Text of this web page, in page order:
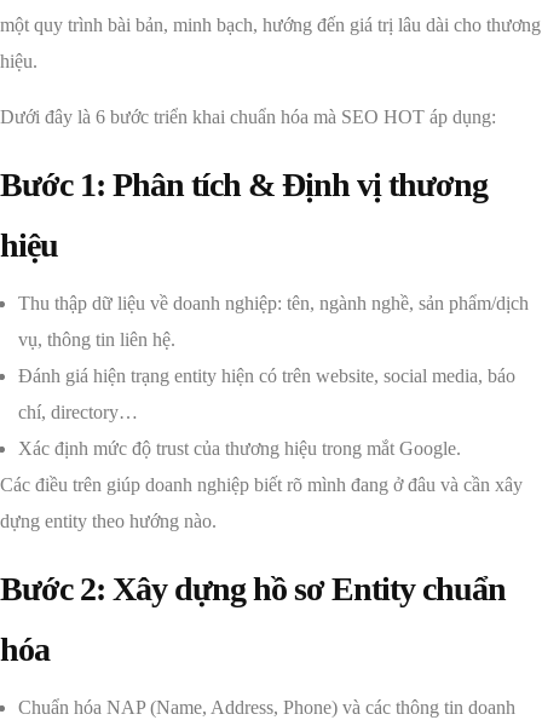
một quy trình bài bản, minh bạch, hướng đến giá trị lâu dài cho thương
hiệu.
Dưới đây là 6 bước triển khai chuẩn hóa mà SEO HOT áp dụng:
Bước 1: Phân tích & Định vị thương
hiệu
Thu thập dữ liệu về doanh nghiệp: tên, ngành nghề, sản phẩm/dịch
vụ, thông tin liên hệ.
Đánh giá hiện trạng entity hiện có trên website, social media, báo
chí, directory…
Xác định mức độ trust của thương hiệu trong mắt Google.
Các điều trên giúp doanh nghiệp biết rõ mình đang ở đâu và cần xây
dựng entity theo hướng nào.
Bước 2: Xây dựng hồ sơ Entity chuẩn
hóa
Chuẩn hóa NAP (Name, Address, Phone) và các thông tin doanh